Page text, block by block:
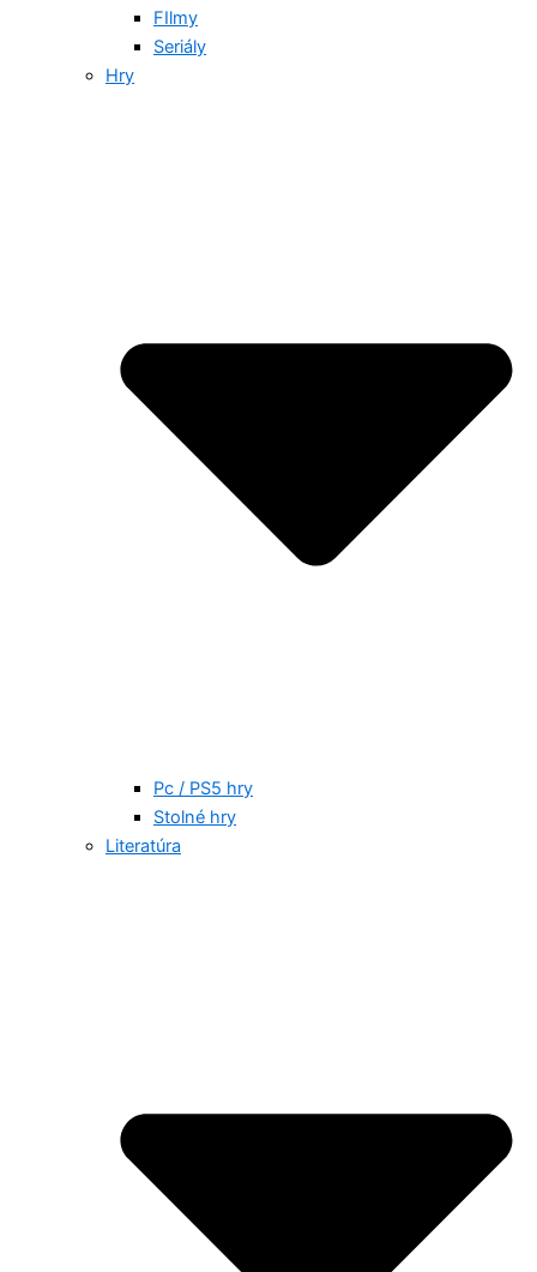
FIlmy
Seriály
Hry
Pc / PS5 hry
Stolné hry
Literatúra